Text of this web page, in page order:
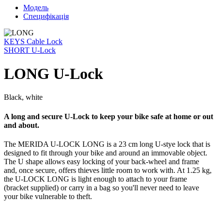
Модель
Специфікація
KEYS Cable Lock
SHORT U-Lock
LONG U-Lock
Black, white
A long and secure U-Lock to keep your bike safe at home or out
and about.
The MERIDA U-LOCK LONG is a 23 cm long U-stye lock that is
designed to fit through your bike and around an immovable object.
The U shape allows easy locking of your back-wheel and frame
and, once secure, offers thieves little room to work with. At 1.25 kg,
the U-LOCK LONG is light enough to attach to your frame
(bracket supplied) or carry in a bag so you'll never need to leave
your bike vulnerable to theft.